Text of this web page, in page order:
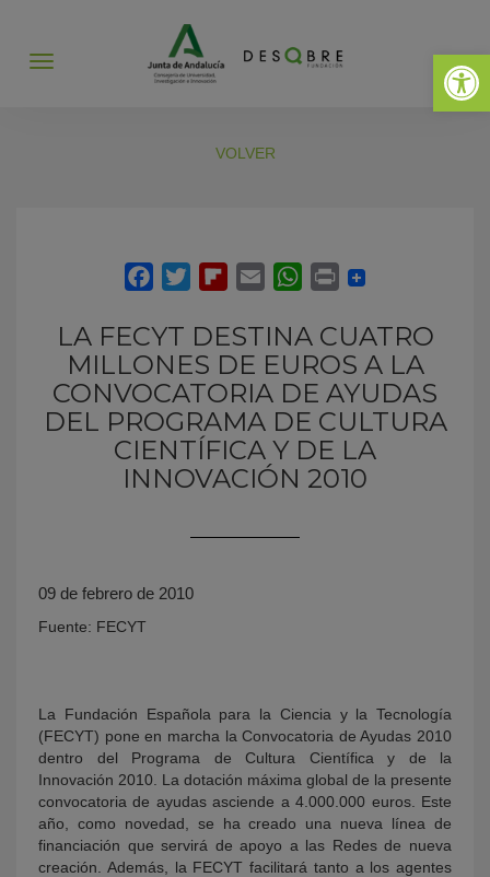
Abrir
Abrir
VOLVER
LA FECYT DESTINA CUATRO
MILLONES DE EUROS A LA
CONVOCATORIA DE AYUDAS
DEL PROGRAMA DE CULTURA
CIENTÍFICA Y DE LA
INNOVACIÓN 2010
09 de febrero de 2010
Fuente: FECYT
La Fundación Española para la Ciencia y la Tecnología
(FECYT) pone en marcha la Convocatoria de Ayudas 2010
dentro del Programa de Cultura Científica y de la
Innovación 2010. La dotación máxima global de la presente
convocatoria de ayudas asciende a 4.000.000 euros. Este
año, como novedad, se ha creado una nueva línea de
financiación que servirá de apoyo a las Redes de nueva
creación. Además, la FECYT facilitará tanto a los agentes